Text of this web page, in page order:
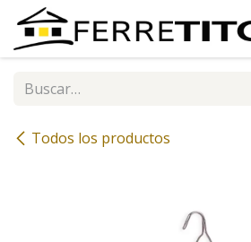
Ir al contenido
Todos los productos